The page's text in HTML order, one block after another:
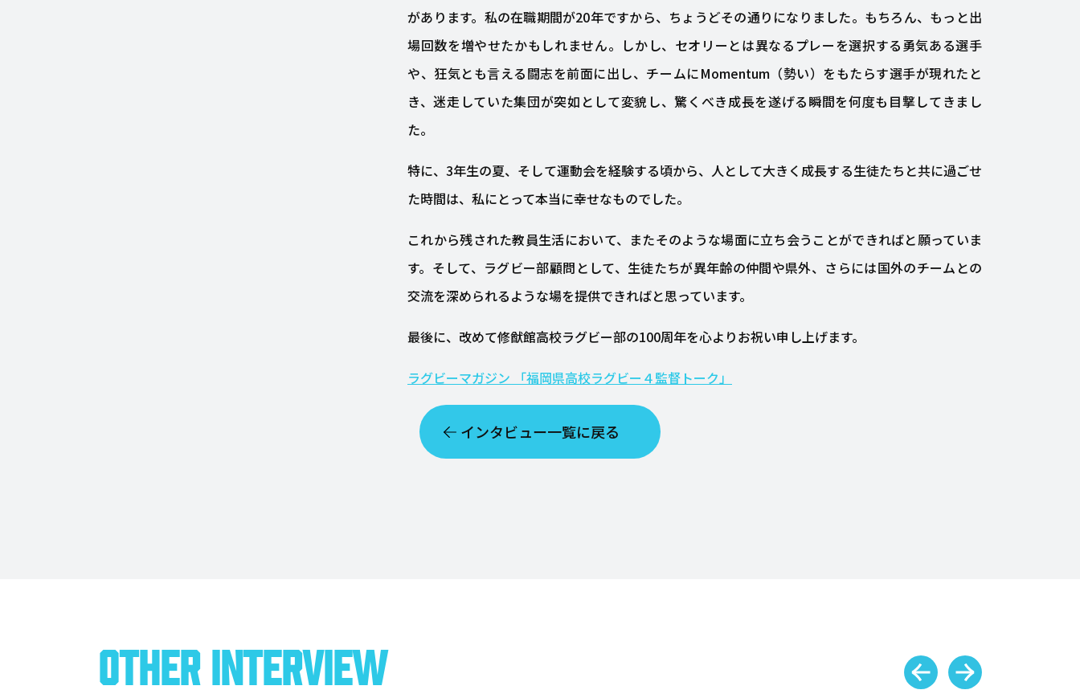
があります。私の在職期間が20年ですから、ちょうどその通りになりました。もちろん、もっと出
場回数を増やせたかもしれません。しかし、セオリーとは異なるプレーを選択する勇気ある選手
や、狂気とも言える闘志を前面に出し、チームにMomentum（勢い）をもたらす選手が現れたと
き、迷走していた集団が突如として変貌し、驚くべき成長を遂げる瞬間を何度も目撃してきまし
た。
特に、3年生の夏、そして運動会を経験する頃から、人として大きく成長する生徒たちと共に過ごせ
た時間は、私にとって本当に幸せなものでした。
これから残された教員生活において、またそのような場面に立ち会うことができればと願っていま
す。そして、ラグビー部顧問として、生徒たちが異年齢の仲間や県外、さらには国外のチームとの
交流を深められるような場を提供できればと思っています。
最後に、改めて修猷館高校ラグビー部の100周年を心よりお祝い申し上げます。
ラグビーマガジン 「福岡県高校ラグビー４監督トーク」
インタビュー一覧に戻る
OTHER INTERVIEW